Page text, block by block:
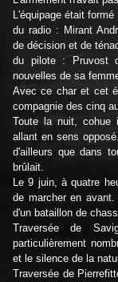
L'équipage était formé
du radio : Mirant
de décision et de
du pilote : Pruvost
nouvelles de sa
Avec ce char et cet
compagnie des cinq
Toute la nuit, cohue
allant en sens
d'ailleurs que dans
brûlait.
Le 9 juin, à quatre
de marcher en
d'un bataillon de
Traversée de
particulièrement
et le silence de la
Traversée de